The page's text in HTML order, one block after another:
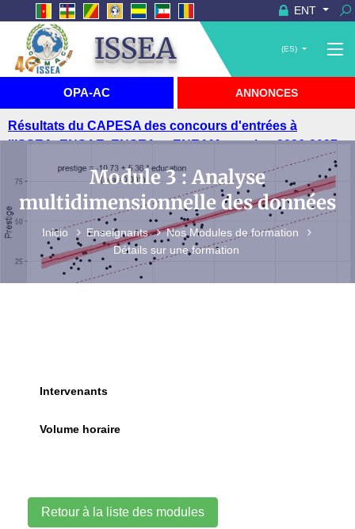
ENT
ISSEA (ES)
OPA-AC ANNONCES
Résultats du CAPESA des concours d'entrées à
l'ISSEA, ENSAE, ENSEA et ENEAM, session 2026-2027
Module 3 : Analyse
multidimensionnelle des données
Inicio Enseignants
Nos Modules de formation
Détails sur une formation
Intervenants
Volume horaire
Retour à la liste des modules